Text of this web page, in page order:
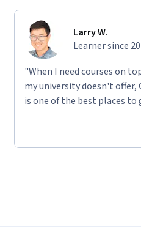
Larry W.
Learner since
"When I need courses on
my university doesn't offer,
is one of the best places to